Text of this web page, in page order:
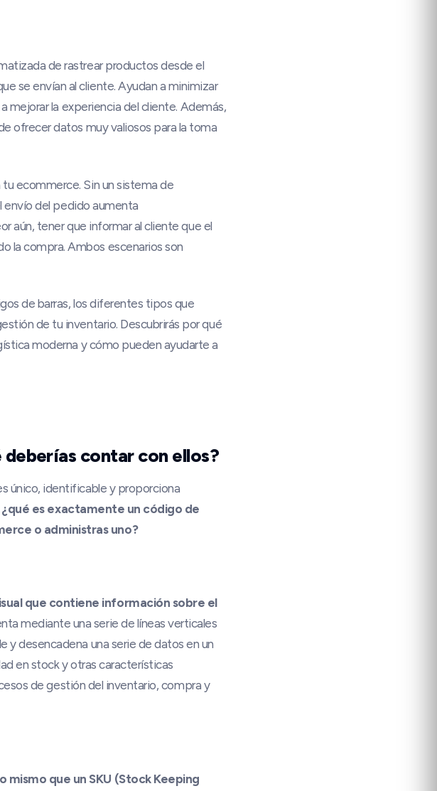
de rastrear productos desde el
se envían al cliente. Ayudan a minimizar
mejorar la experiencia del cliente. Además,
ofrecer datos muy valiosos para la toma
ecommerce. Sin un sistema de
envío del pedido aumenta
aún, tener que informar al cliente que el
la compra. Ambos escenarios son
de barras, los diferentes tipos que
de tu inventario. Descubrirás por qué
moderna y cómo pueden ayudarte a
deberías contar con ellos?
único, identificable y proporciona
¿qué es exactamente un código de
o administras uno?
que contiene información sobre el
mediante una serie de líneas verticales
y desencadena una serie de datos en un
en stock y otras características
de gestión del inventario, compra y
mismo que un SKU (Stock Keeping